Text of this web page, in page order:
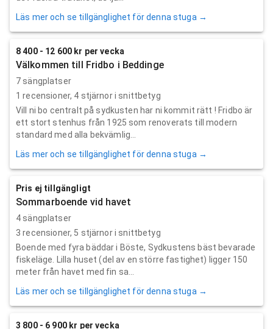
Läs mer och se tillgänglighet för denna stuga →
8 400 - 12 600 kr per vecka
Välkommen till Fridbo i Beddinge
7 sängplatser
1 recensioner, 4 stjärnor i snittbetyg
Vill ni bo centralt på sydkusten har ni kommit rätt ! Fridbo är
ett stort stenhus från 1925 som renoverats till modern
standard med alla bekvämlig...
Läs mer och se tillgänglighet för denna stuga →
Pris ej tillgängligt
Sommarboende vid havet
4 sängplatser
3 recensioner, 5 stjärnor i snittbetyg
Boende med fyra bäddar i Böste, Sydkustens bäst bevarade
fiskeläge. Lilla huset (del av en större fastighet) ligger 150
meter från havet med fin sa...
Läs mer och se tillgänglighet för denna stuga →
3 800 - 6 900 kr per vecka